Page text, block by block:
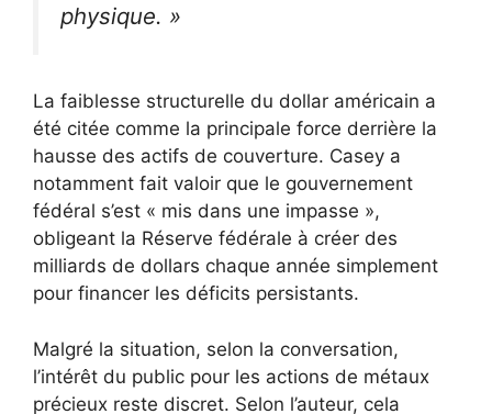
physique. »
La faiblesse structurelle du dollar américain a
été citée comme la principale force derrière la
hausse des actifs de couverture. Casey a
notamment fait valoir que le gouvernement
fédéral s’est « mis dans une impasse »,
obligeant la Réserve fédérale à créer des
milliards de dollars chaque année simplement
pour financer les déficits persistants.
Malgré la situation, selon la conversation,
l’intérêt du public pour les actions de métaux
précieux reste discret. Selon l’auteur, cela